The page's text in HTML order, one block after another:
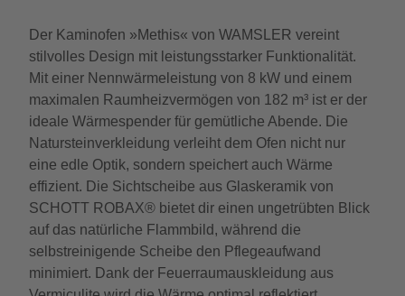
Der Kaminofen »Methis« von WAMSLER vereint
stilvolles Design mit leistungsstarker Funktionalität.
Mit einer Nennwärmeleistung von 8 kW und einem
maximalen Raumheizvermögen von 182 m³ ist er der
ideale Wärmespender für gemütliche Abende. Die
Natursteinverkleidung verleiht dem Ofen nicht nur
eine edle Optik, sondern speichert auch Wärme
effizient. Die Sichtscheibe aus Glaskeramik von
SCHOTT ROBAX® bietet dir einen ungetrübten Blick
auf das natürliche Flammbild, während die
selbstreinigende Scheibe den Pflegeaufwand
minimiert. Dank der Feuerraumauskleidung aus